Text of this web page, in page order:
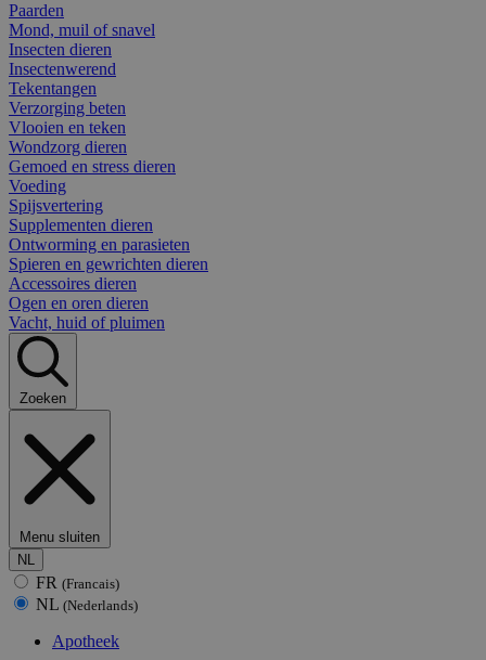
Paarden
Mond, muil of snavel
Insecten dieren
Insectenwerend
Tekentangen
Verzorging beten
Vlooien en teken
Wondzorg dieren
Gemoed en stress dieren
Voeding
Spijsvertering
Supplementen dieren
Ontworming en parasieten
Spieren en gewrichten dieren
Accessoires dieren
Ogen en oren dieren
Vacht, huid of pluimen
Zoeken
Menu sluiten
NL
FR (Francais)
NL (Nederlands)
Apotheek